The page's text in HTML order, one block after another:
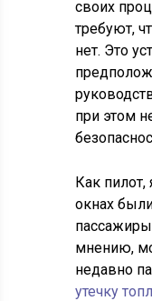
своих
требуют,
нет. Это
при этом
Как
окнах
пассажиры
мнению,
недавно
утечку